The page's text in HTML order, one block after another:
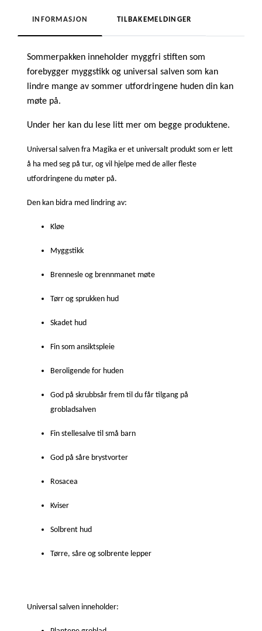
INFORMASJON TILBAKEMELDINGER
Sommerpakken inneholder myggfri stiften som
forebygger myggstikk og universal salven som kan
lindre mange av sommer utfordringene huden din kan
møte på.
Under her kan du lese litt mer om begge produktene.
Universal salven fra Magika er et universalt produkt som er lett
å ha med seg på tur, og vil hjelpe med de aller fleste
utfordringene du møter på.
Den kan bidra med lindring av:
Kløe
Myggstikk
Brennesle og brennmanet møte
Tørr og sprukken hud
Skadet hud
Fin som ansiktspleie
Beroligende for huden
God på skrubbsår frem til du får tilgang på
grobladsalven
Fin stellesalve til små barn
God på såre brystvorter
Rosacea
Kviser
Solbrent hud
Tørre, såre og solbrente lepper
Universal salven inneholder: